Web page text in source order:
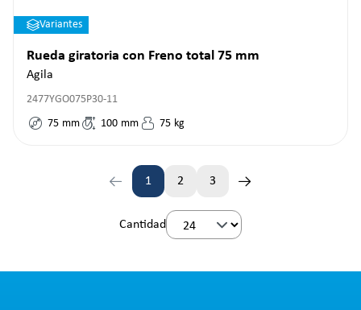
Variantes
Rueda giratoria con Freno total 75 mm
Agila
2477YGO075P30-11
75 mm 100 mm 75 kg
Página
1 2
Página
3
Cantidad